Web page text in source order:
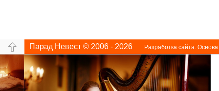
Парад Невест © 2006 - 2026 Разработка сайта: